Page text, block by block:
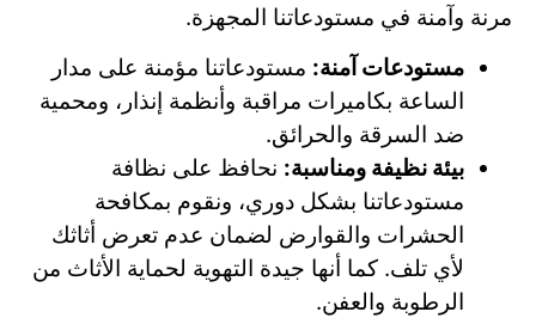
مرنة وآمنة في مستودعاتنا المجهزة.
مستودعات آمنة: مستودعاتنا مؤمنة على مدار
الساعة بكاميرات مراقبة وأنظمة إنذار، ومحمية
ضد السرقة والحرائق.
بيئة نظيفة ومناسبة: نحافظ على نظافة
مستودعاتنا بشكل دوري، ونقوم بمكافحة
الحشرات والقوارض لضمان عدم تعرض أثاثك
لأي تلف. كما أنها جيدة التهوية لحماية الأثاث من
الرطوبة والعفن.